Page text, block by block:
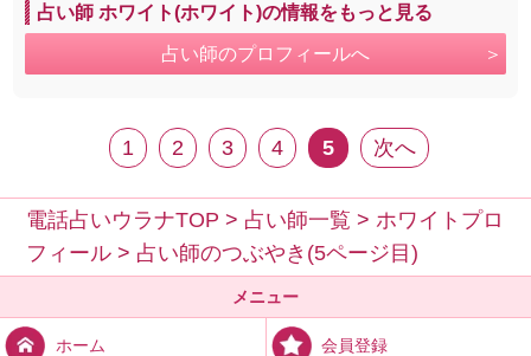
占い師 ホワイト(ホワイト)の情報をもっと見る
占い師のプロフィールへ
1 2 3 4 5 次へ
電話占いウラナTOP > 占い師一覧 >ホワイトプロ
フィール > 占い師のつぶやき(5ページ目)
メニュー
ホーム 会員登録